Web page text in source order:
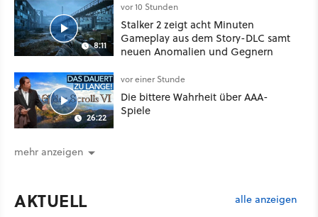
8:11
vor 10 Stunden
Stalker 2 zeigt acht Minuten
Gameplay aus dem Story-DLC samt
neuen Anomalien und Gegnern
26:22
vor einer Stunde
Die bittere Wahrheit über AAA-
Spiele
mehr anzeigen
AKTUELL alle anzeigen